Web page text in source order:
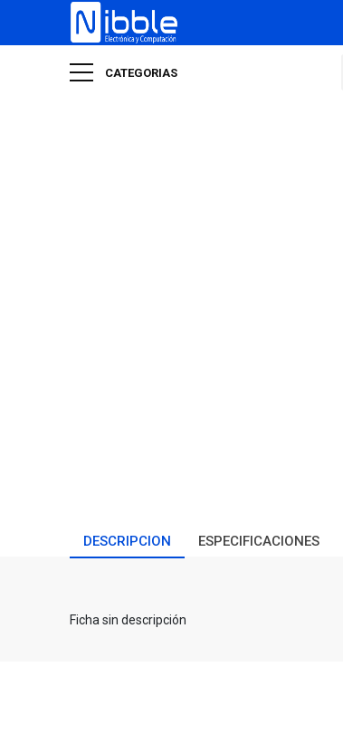
CATEGORIAS
DESCRIPCION ESPECIFICACIONES
Ficha sin descripción